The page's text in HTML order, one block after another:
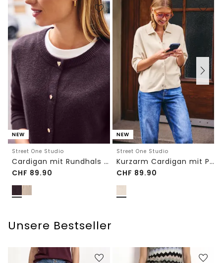
NEW
Street One Studio
Cardigan mit Rundhals und Knöpfen
CHF 89.90
NEW
Street One Studio
Kurzarm Cardigan mit Polokragen
CHF 89.90
Unsere Bestseller